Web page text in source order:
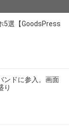
5選【GoodsPress
ンドに参入。画面
り